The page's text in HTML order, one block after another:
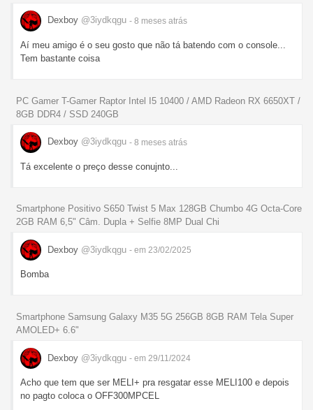
Dexboy @3iydkqgu - 8 meses atrás
Aí meu amigo é o seu gosto que não tá batendo com o console...
Tem bastante coisa
PC Gamer T-Gamer Raptor Intel I5 10400 / AMD Radeon RX 6650XT /
8GB DDR4 / SSD 240GB
Dexboy @3iydkqgu - 8 meses atrás
Tá excelente o preço desse conujnto...
Smartphone Positivo S650 Twist 5 Max 128GB Chumbo 4G Octa-Core
2GB RAM 6,5" Câm. Dupla + Selfie 8MP Dual Chi
Dexboy @3iydkqgu - em 23/02/2025
Bomba
Smartphone Samsung Galaxy M35 5G 256GB 8GB RAM Tela Super
AMOLED+ 6.6"
Dexboy @3iydkqgu - em 29/11/2024
Acho que tem que ser MELI+ pra resgatar esse MELI100 e depois
no pagto coloca o OFF300MPCEL